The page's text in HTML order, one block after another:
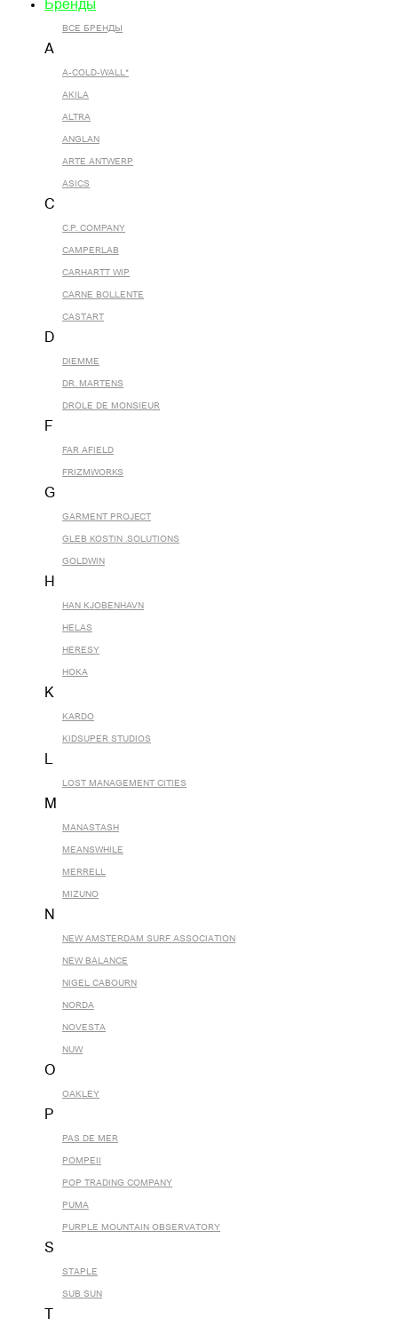
Бренды
ВСЕ БРЕНДЫ
A
A-COLD-WALL*
AKILA
ALTRA
ANGLAN
ARTE ANTWERP
ASICS
C
C.P. COMPANY
CAMPERLAB
CARHARTT WIP
CARNE BOLLENTE
CASTART
D
DIEMME
DR. MARTENS
DROLE DE MONSIEUR
F
FAR AFIELD
FRIZMWORKS
G
GARMENT PROJECT
GLEB KOSTIN .SOLUTIONS
GOLDWIN
H
HAN KJOBENHAVN
HELAS
HERESY
HOKA
K
KARDO
KIDSUPER STUDIOS
L
LOST MANAGEMENT CITIES
M
MANASTASH
MEANSWHILE
MERRELL
MIZUNO
N
NEW AMSTERDAM SURF ASSOCIATION
NEW BALANCE
NIGEL CABOURN
NORDA
NOVESTA
NUW
O
OAKLEY
P
PAS DE MER
POMPEII
POP TRADING COMPANY
PUMA
PURPLE MOUNTAIN OBSERVATORY
S
STAPLE
SUB SUN